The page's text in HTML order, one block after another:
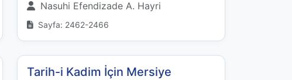
Nasuhi Efendizade A. Hayri
Sayfa: 2462-2466
Tarih-i Kadim İçin Mersiye